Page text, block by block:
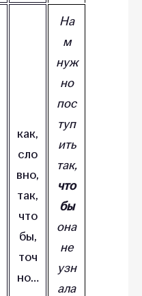
как,
сло
вно,
так,
что
бы,
точ
но…
На
м
нуж
но
пос
туп
ить
так,
что
бы
она
не
узн
ала